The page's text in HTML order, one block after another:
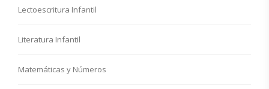
Lectoescritura Infantil
Literatura Infantil
Matemáticas y Números